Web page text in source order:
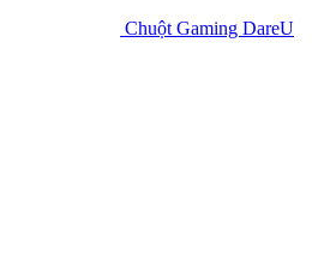
Chuột Gaming DareU